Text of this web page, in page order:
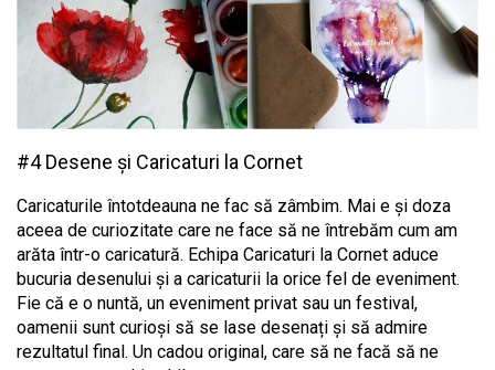
#4 Desene și Caricaturi la Cornet
Caricaturile întotdeauna ne fac să zâmbim. Mai e și doza
aceea de curiozitate care ne face să ne întrebăm cum am
arăta într-o caricatură. Echipa Caricaturi la Cornet aduce
bucuria desenului și a caricaturii la orice fel de eveniment.
Fie că e o nuntă, un eveniment privat sau un festival,
oamenii sunt curioși să se lase desenați și să admire
rezultatul final. Un cadou original, care să ne facă să ne